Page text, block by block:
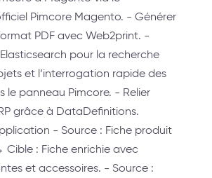
Pimcore Magento. - Générer
PDF avec Web2print. -
pour la recherche
et l’interrogation rapide des
le panneau Pimcore. - Relier
grâce à DataDefinitions.
- Source : Fiche produit
: Fiche enrichie avec
et accessoires. - Source :